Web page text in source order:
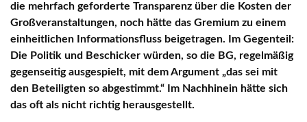
die mehrfach geforderte Transparenz über die Kosten der
Großveranstaltungen, noch hätte das Gremium zu einem
einheitlichen Informationsfluss beigetragen. Im Gegenteil:
Die Politik und Beschicker würden, so die BG, regelmäßig
gegenseitig ausgespielt, mit dem Argument „das sei mit
den Beteiligten so abgestimmt.“ Im Nachhinein hätte sich
das oft als nicht richtig herausgestellt.